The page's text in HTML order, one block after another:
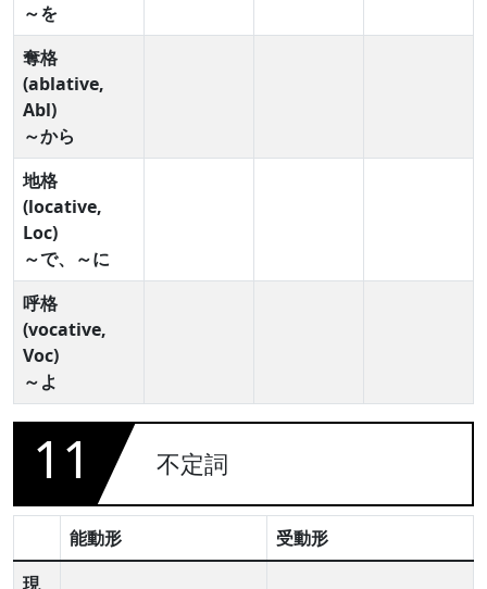
～を
奪格
(ablative,
Abl)
～から
地格
(locative,
Loc)
～で、～に
呼格
(vocative,
Voc)
～よ
11 不定詞
能動形
受動形
現